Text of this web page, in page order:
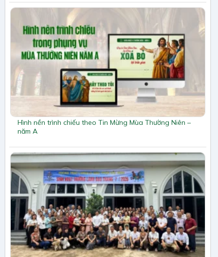
Hình nền trình chiếu theo Tin Mừng Mùa Thường Niên –
năm A